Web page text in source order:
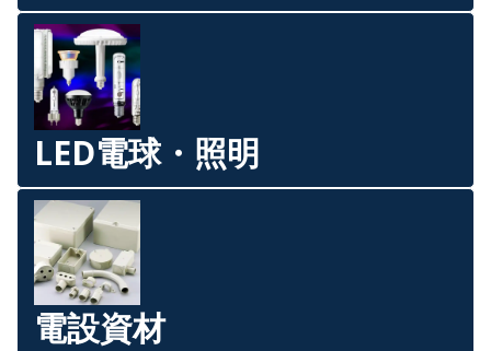
LED電球・照明
電設資材